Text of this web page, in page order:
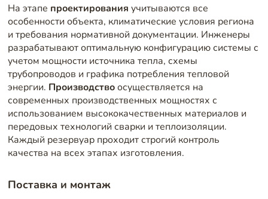
На этапе проектирования учитываются все
особенности объекта, климатические условия региона
и требования нормативной документации. Инженеры
разрабатывают оптимальную конфигурацию системы с
учетом мощности источника тепла, схемы
трубопроводов и графика потребления тепловой
энергии. Производствоосуществляется на
современных производственных мощностях с
использованием высококачественных материалов и
передовых технологий сварки и теплоизоляции.
Каждый резервуар проходит строгий контроль
качества на всех этапах изготовления.
Поставка и монтаж